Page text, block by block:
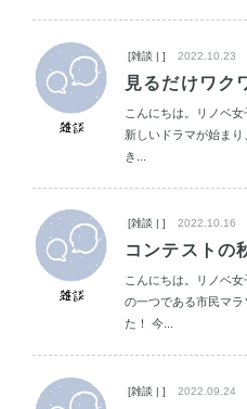
[雑談 | ] 2022.10.23
見るだけワク
こんにちは。リノベ
新しいドラマが始ま
き...
[雑談 | ] 2022.10.16
コンテストの
こんにちは。リノベ
の一つである市民マ
た！ 今...
[雑談 | ] 2022.09.24